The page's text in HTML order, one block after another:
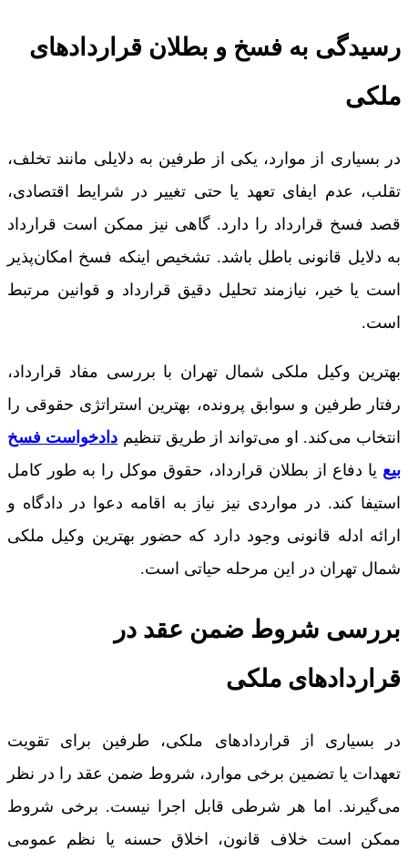
رسیدگی به فسخ و بطلان قراردادهای
ملکی
در بسیاری از موارد، یکی از طرفین به دلایلی مانند تخلف،
تقلب، عدم ایفای تعهد یا حتی تغییر در شرایط اقتصادی،
قصد فسخ قرارداد را دارد. گاهی نیز ممکن است قرارداد
به دلایل قانونی باطل باشد. تشخیص اینکه فسخ امکان‌پذیر
است یا خیر، نیازمند تحلیل دقیق قرارداد و قوانین مرتبط
است.
بهترین وکیل ملکی شمال تهران با بررسی مفاد قرارداد،
رفتار طرفین و سوابق پرونده، بهترین استراتژی حقوقی را
انتخاب می‌کند. او می‌تواند از طریق تنظیم دادخواست فسخ
بیع یا دفاع از بطلان قرارداد، حقوق موکل را به طور کامل
استیفا کند. در مواردی نیز نیاز به اقامه دعوا در دادگاه و
ارائه ادله قانونی وجود دارد که حضور بهترین وکیل ملکی
شمال تهران در این مرحله حیاتی است.
بررسی شروط ضمن عقد در
قراردادهای ملکی
در بسیاری از قراردادهای ملکی، طرفین برای تقویت
تعهدات یا تضمین برخی موارد، شروط ضمن عقد را در نظر
می‌گیرند. اما هر شرطی قابل اجرا نیست. برخی شروط
ممکن است خلاف قانون، اخلاق حسنه یا نظم عمومی